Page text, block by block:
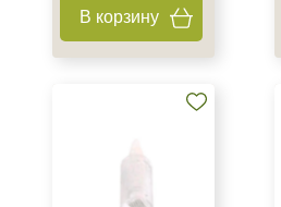
В корзину